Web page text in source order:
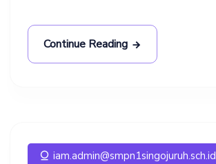
Continue Reading
iam.admin@smpn1singojuruh.sch.id